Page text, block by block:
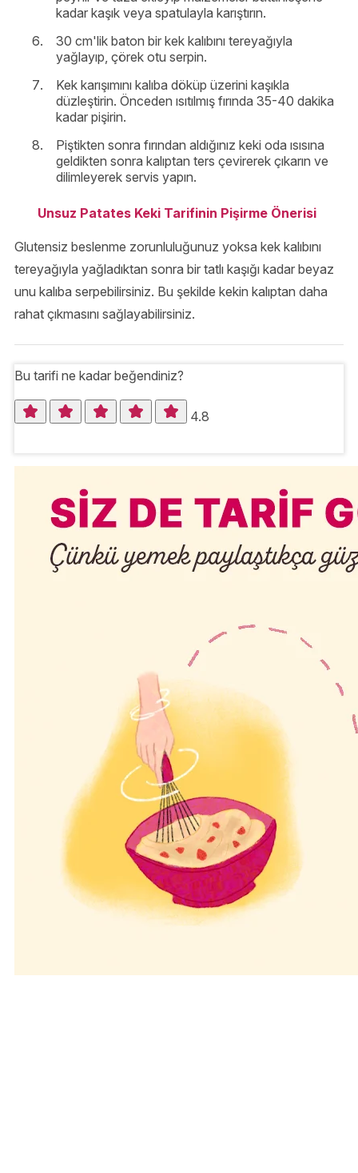
kadar kaşık veya spatulayla karıştırın.
30 cm'lik baton bir kek kalıbını tereyağıyla
yağlayıp, çörek otu serpin.
Kek karışımını kalıba döküp üzerini kaşıkla
düzleştirin. Önceden ısıtılmış fırında 35-40 dakika
kadar pişirin.
Piştikten sonra fırından aldığınız keki oda ısısına
geldikten sonra kalıptan ters çevirerek çıkarın ve
dilimleyerek servis yapın.
Unsuz Patates Keki Tarifinin Pişirme Önerisi
Glutensiz beslenme zorunluluğunuz yoksa kek kalıbını
tereyağıyla yağladıktan sonra bir tatlı kaşığı kadar beyaz
unu kalıba serpebilirsiniz. Bu şekilde kekin kalıptan daha
rahat çıkmasını sağlayabilirsiniz.
Bu tarifi ne kadar beğendiniz?
4.8